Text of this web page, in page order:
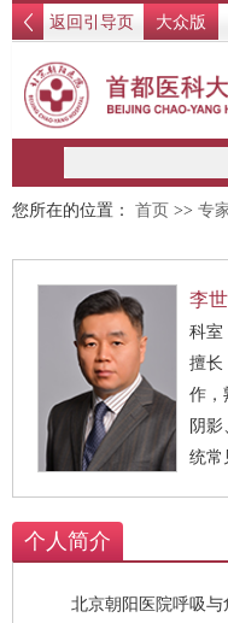
返回引导页 大众版
您所在的位置： 首页 >> 专
李
科室
擅长： 从事呼吸与危重症临床
作，
阴影
统常
个人简介
北京朝阳医院呼吸与